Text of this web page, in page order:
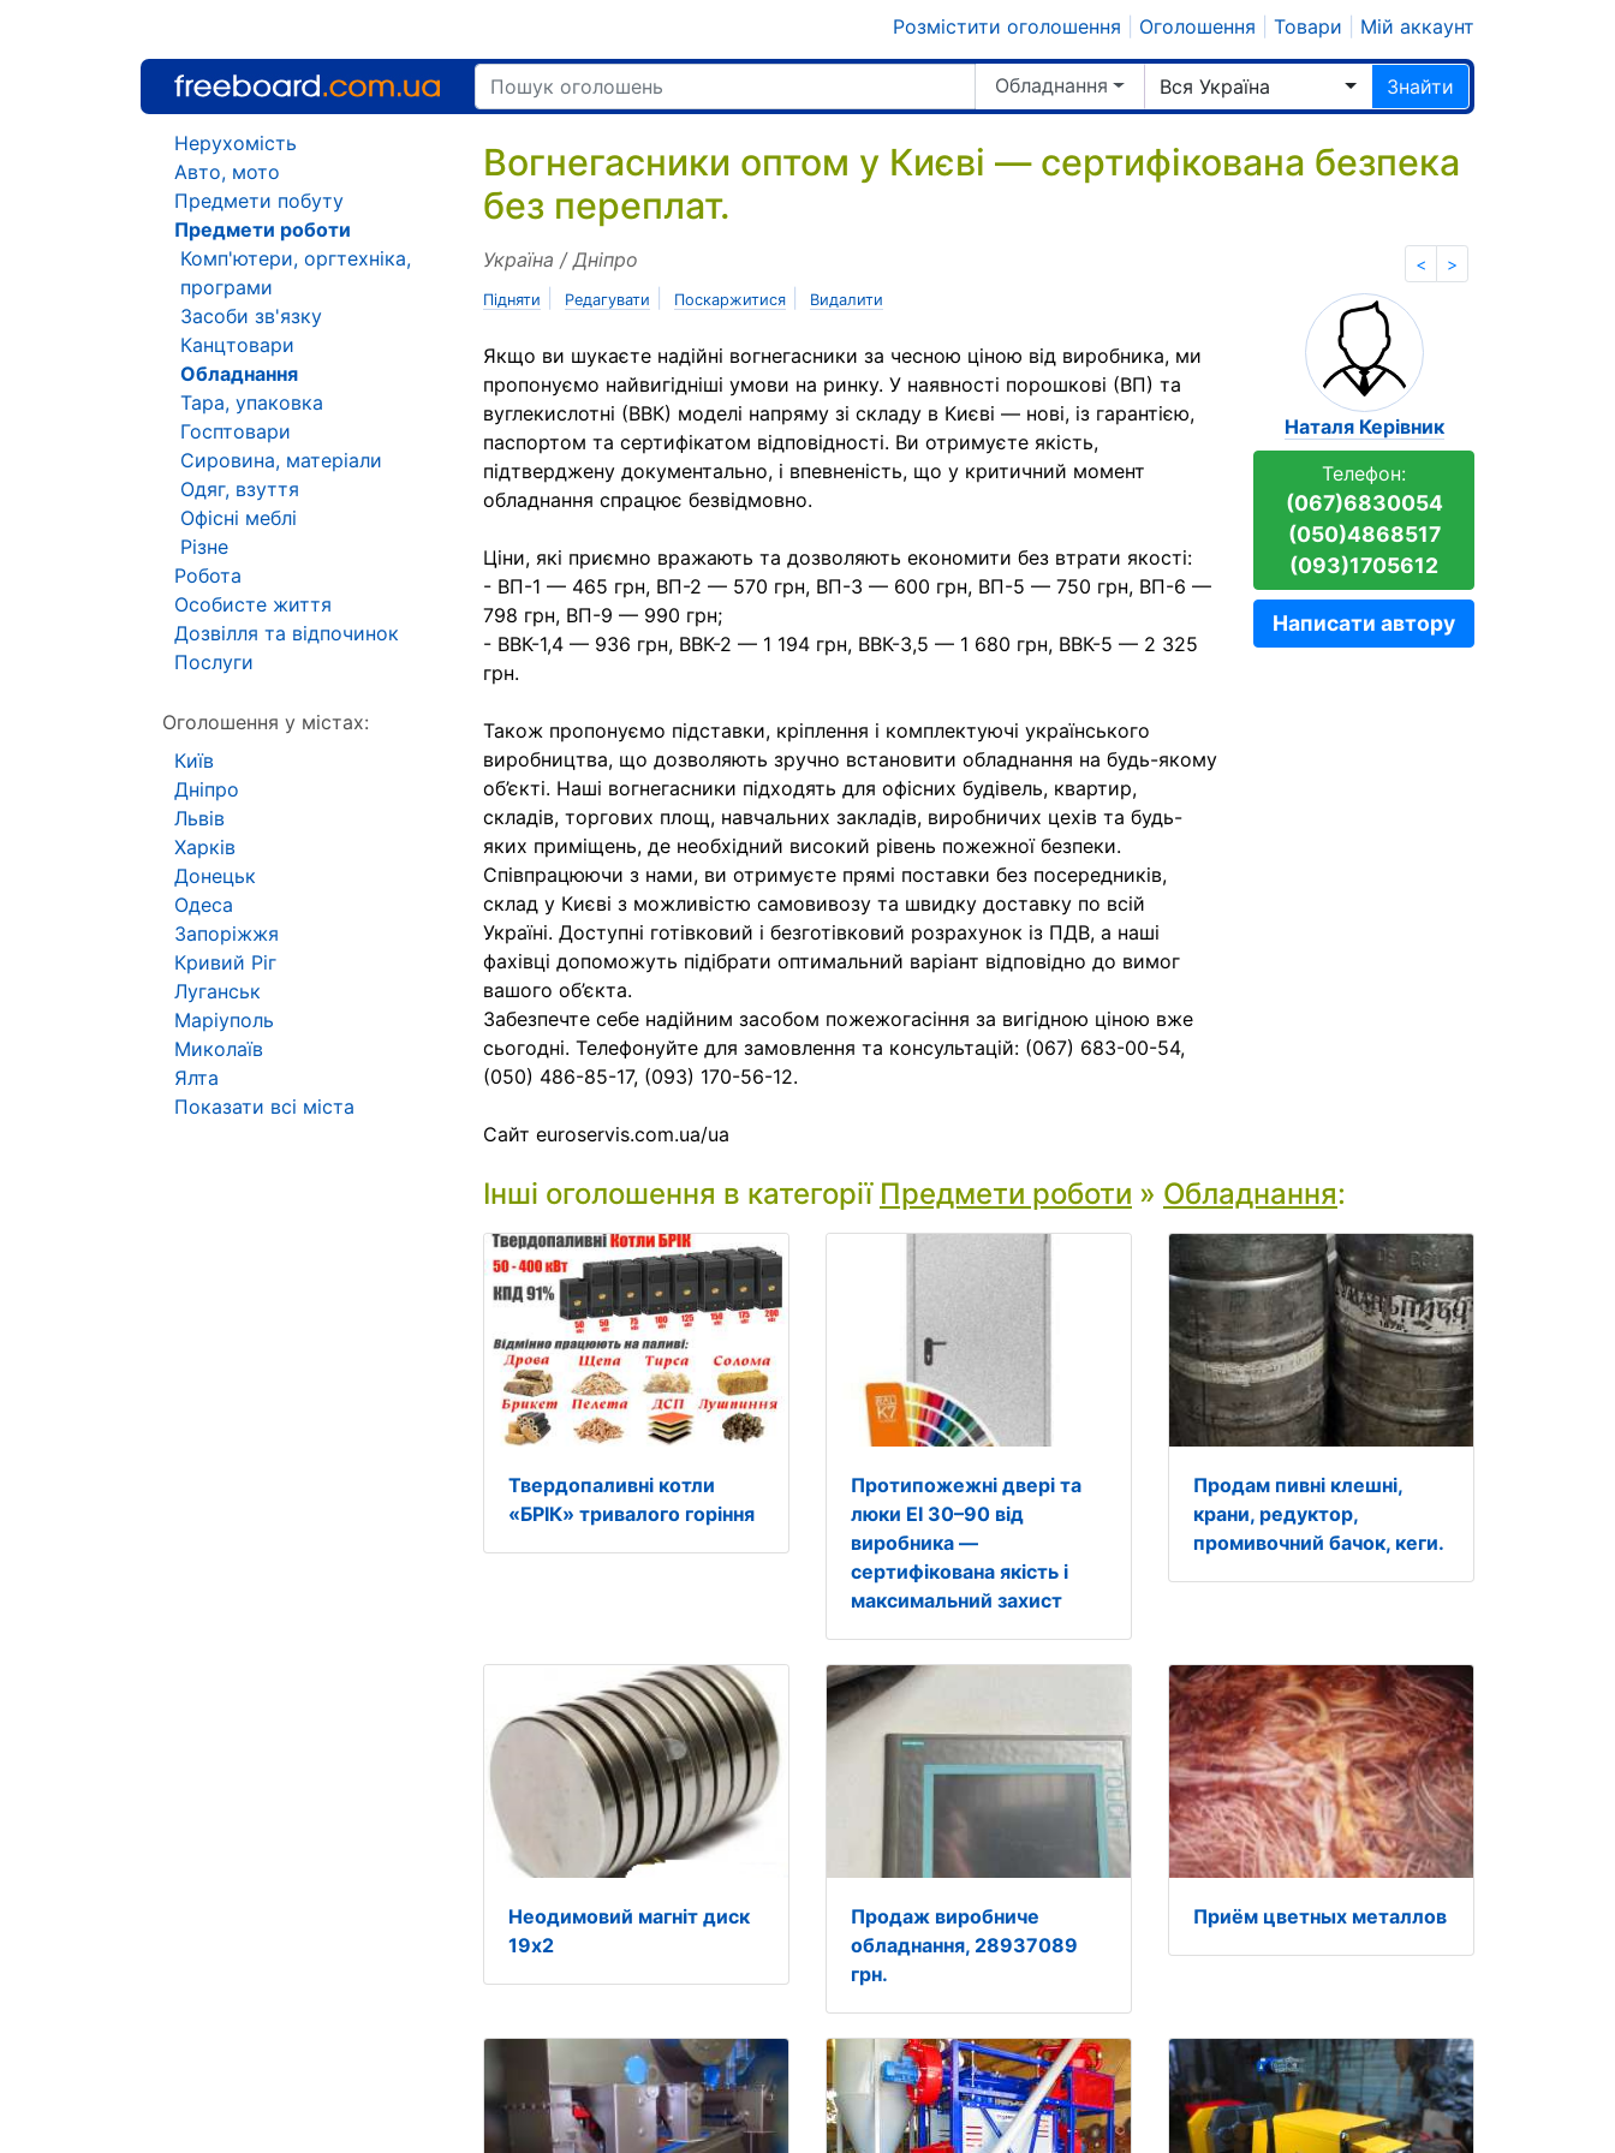
Розмістити оголошення Оголошення Товари Мій аккаунт
Обладнання Вся Україна Знайти
Вогнегасники оптом у Києві — сертифікована безпека
без переплат.
< >
Україна / Дніпро
Підняти Редагувати Поскаржитися Видалити
Якщо ви шукаєте надійні вогнегасники за чесною ціною від виробника, ми
пропонуємо найвигідніші умови на ринку. У наявності порошкові (ВП) та
вуглекислотні (ВВК) моделі напряму зі складу в Києві — нові, із гарантією,
паспортом та сертифікатом відповідності. Ви отримуєте якість,
підтверджену документально, і впевненість, що у критичний момент
обладнання спрацює безвідмовно.
Ціни, які приємно вражають та дозволяють економити без втрати якості:
- ВП-1 — 465 грн, ВП-2 — 570 грн, ВП-3 — 600 грн, ВП-5 — 750 грн, ВП-6 —
798 грн, ВП-9 — 990 грн;
- ВВК-1,4 — 936 грн, ВВК-2 — 1 194 грн, ВВК-3,5 — 1 680 грн, ВВК-5 — 2 325
грн.
Також пропонуємо підставки, кріплення і комплектуючі українського
виробництва, що дозволяють зручно встановити обладнання на будь-якому
об’єкті. Наші вогнегасники підходять для офісних будівель, квартир,
складів, торгових площ, навчальних закладів, виробничих цехів та будь-
яких приміщень, де необхідний високий рівень пожежної безпеки.
Співпрацюючи з нами, ви отримуєте прямі поставки без посередників,
склад у Києві з можливістю самовивозу та швидку доставку по всій
Україні. Доступні готівковий і безготівковий розрахунок із ПДВ, а наші
фахівці допоможуть підібрати оптимальний варіант відповідно до вимог
вашого об’єкта.
Забезпечте себе надійним засобом пожежогасіння за вигідною ціною вже
сьогодні. Телефонуйте для замовлення та консультацій: (067) 683-00-54,
(050) 486-85-17, (093) 170-56-12.
Сайт euroservis.com.ua/ua
Наталя Керівник
Телефон:
(067)6830054
(050)4868517
(093)1705612
Написати автору
Інші оголошення в категорії Предмети роботи » Обладнання:
Твердопаливні котли
«БРІК» тривалого горіння
Протипожежні двері та
люки EI 30–90 від
виробника —
сертифікована якість і
максимальний захист
Продам пивні клешні,
крани, редуктор,
промивочний бачок, кеги.
Неодимовий магніт диск
19х2
Продаж виробниче
обладнання, 28937089
грн.
Приём цветных металлов
Нерухомість
Авто, мото
Предмети побуту
Предмети роботи
Комп'ютери, оргтехніка,
програми
Засоби зв'язку
Канцтовари
Обладнання
Тара, упаковка
Госптовари
Сировина, матеріали
Одяг, взуття
Офісні меблі
Різне
Робота
Особисте життя
Дозвілля та відпочинок
Послуги
Оголошення у містах:
Київ
Дніпро
Львів
Харків
Донецьк
Одеса
Запоріжжя
Кривий Ріг
Луганськ
Маріуполь
Миколаїв
Ялта
Показати всі міста